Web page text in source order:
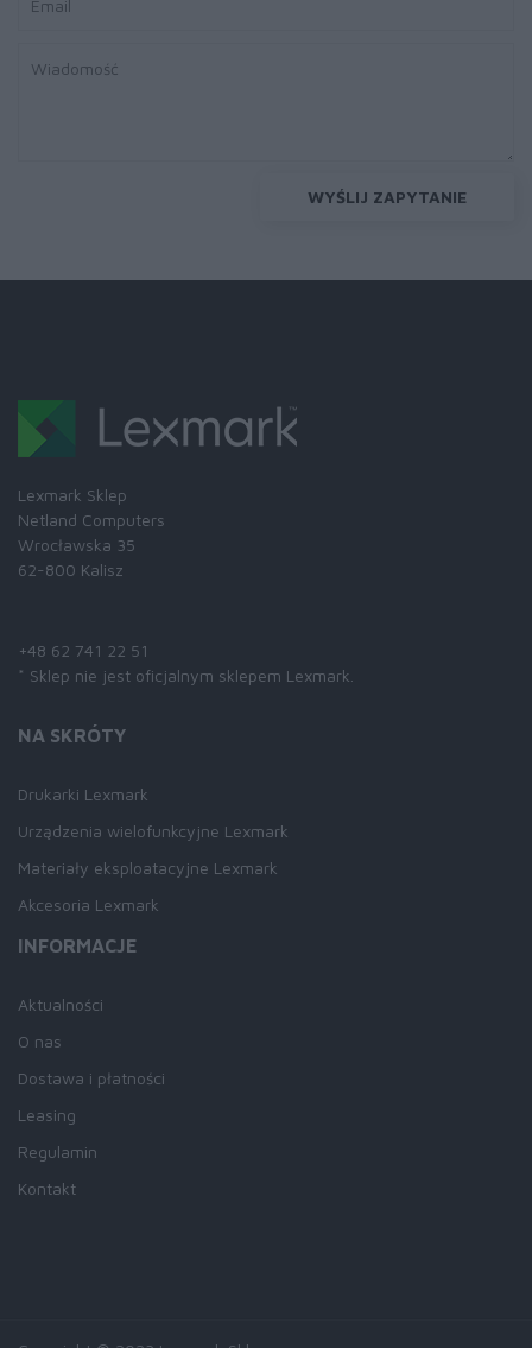
WYŚLIJ ZAPYTANIE
Lexmark Sklep
Netland Computers
Wrocławska 35
62-800 Kalisz
+48 62 741 22 51
* Sklep nie jest oficjalnym sklepem Lexmark.
NA SKRÓTY
Drukarki Lexmark
Urządzenia wielofunkcyjne Lexmark
Materiały eksploatacyjne Lexmark
Akcesoria Lexmark
INFORMACJE
Aktualności
O nas
Dostawa i płatności
Leasing
Regulamin
Kontakt